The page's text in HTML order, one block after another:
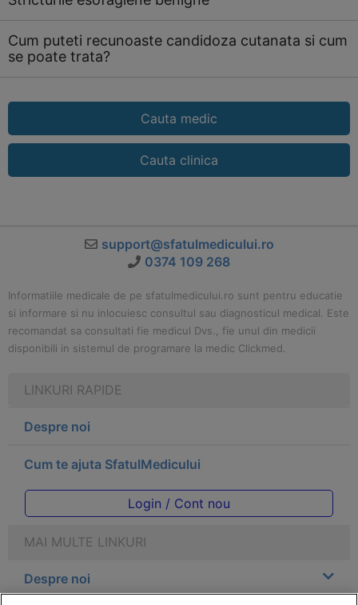
Cum puteti recunoaste candidoza cutanata si cum
se poate trata?
Cauta medic
Cauta clinica
support@sfatulmedicului.ro
0374 109 268
Informatiile medicale de pe sfatulmedicului.ro sunt pentru educatie
si informare si nu inlocuiesc consultul sau diagnosticul medical. Este
recomandat sa consultati fie medicul Dvs., fie unul din medicii
disponibili in sistemul de programare la medic Clickmed.
LINKURI RAPIDE
Despre noi
Cum te ajuta SfatulMedicului
Login / Cont nou
MAI MULTE LINKURI
Despre noi